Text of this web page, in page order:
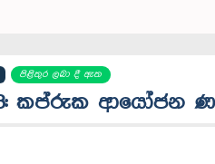
පිළිතුර ලබා දී ඇත
කප්රුක ආයෝජන